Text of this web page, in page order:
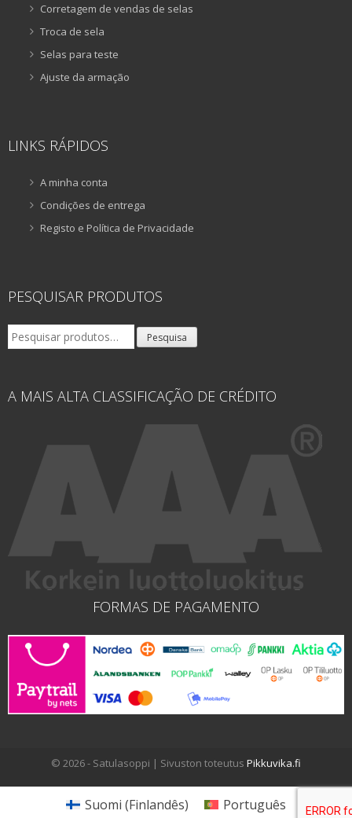
Corretagem de vendas de selas
Troca de sela
Selas para teste
Ajuste da armação
LINKS RÁPIDOS
A minha conta
Condições de entrega
Registo e Política de Privacidade
PESQUISAR PRODUTOS
Pesquisar
por:
Pesquisa
A MAIS ALTA CLASSIFICAÇÃO DE CRÉDITO
FORMAS DE PAGAMENTO
© 2026 - Satulasoppi | Sivuston toteutus Pikkuvika.fi
Suomi (Finlandês) Português